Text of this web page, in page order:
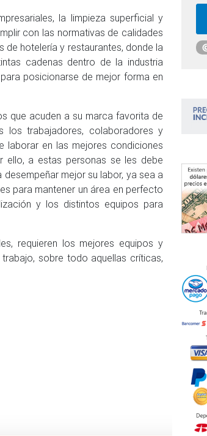
la limpieza superficial y
con las normativas de calidades
de hotelería y restaurantes, donde la
cadenas dentro de la industria
posicionarse de mejor forma en
que acuden a su marca favorita de
los trabajadores, colaboradores y
laborar en las mejores condiciones
ello, a estas personas se les debe
mejor su labor, ya sea a
para mantener un área en perfecto
y los distintos equipos para
requieren los mejores equipos y
sobre todo aquellas críticas,